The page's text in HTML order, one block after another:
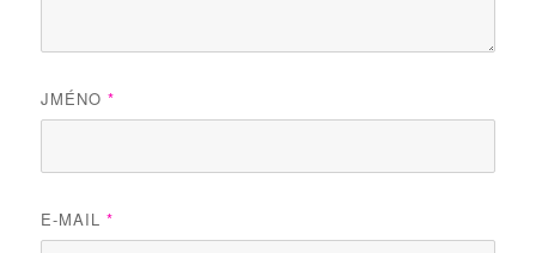
JMÉNO*
E-MAIL*